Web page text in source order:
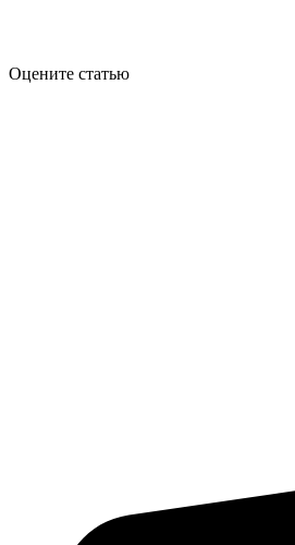
Оцените статью